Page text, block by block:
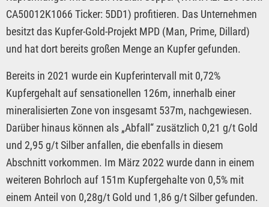
CA50012K1066 Ticker: 5DD1) profitieren. Das Unternehmen
besitzt das Kupfer-Gold-Projekt MPD (Man, Prime, Dillard)
und hat dort bereits großen Menge an Kupfer gefunden.
Bereits in 2021 wurde ein Kupferintervall mit 0,72%
Kupfergehalt auf sensationellen 126m, innerhalb einer
mineralisierten Zone von insgesamt 537m, nachgewiesen.
Darüber hinaus können als „Abfall“ zusätzlich 0,21 g/t Gold
und 2,95 g/t Silber anfallen, die ebenfalls in diesem
Abschnitt vorkommen. Im März 2022 wurde dann in einem
weiteren Bohrloch auf 151m Kupfergehalte von 0,5% mit
einem Anteil von 0,28g/t Gold und 1,86 g/t Silber gefunden.